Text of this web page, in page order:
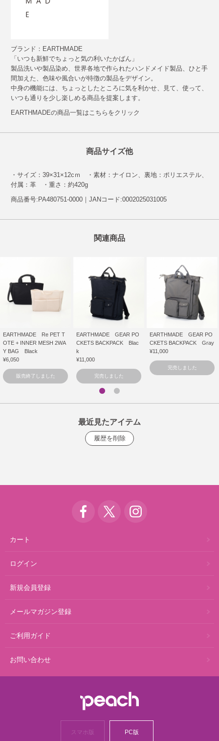
ブランド：EARTHMADE
「いつも新鮮でちょっと気の利いたかばん」
製品洗いや製品染め、世界各地で作られたハンドメイド製品、ひと手
間加えた、色味や風合いが特徴の製品をデザイン。
中身の機能には、ちょっとしたところに気を利かせ、見て、使って、
いつも通りを少し楽しめる商品を提案します。
EARTHMADEの商品一覧はこちらをクリック
商品サイズ他
・サイズ：39×31×12cｍ ・素材：ナイロン、裏地：ポリエステル、
付属：革 ・重さ：約420g
商品番号:PA480751-0000｜JANコード:0002025031005
関連商品
EARTHMADE Re PET T
OTE + INNER MESH 2WA
Y BAG Black
¥6,050
販売終了しました
EARTHMADE GEAR PO
CKETS BACKPACK Blac
k
¥11,000
完売しました
EARTHMADE GEAR PO
CKETS BACKPACK Gray
¥11,000
完売しました
最近見たアイテム
カート
ログイン
新規会員登録
メールマガジン登録
ご利用ガイド
お問い合わせ
スマホ版 PC版